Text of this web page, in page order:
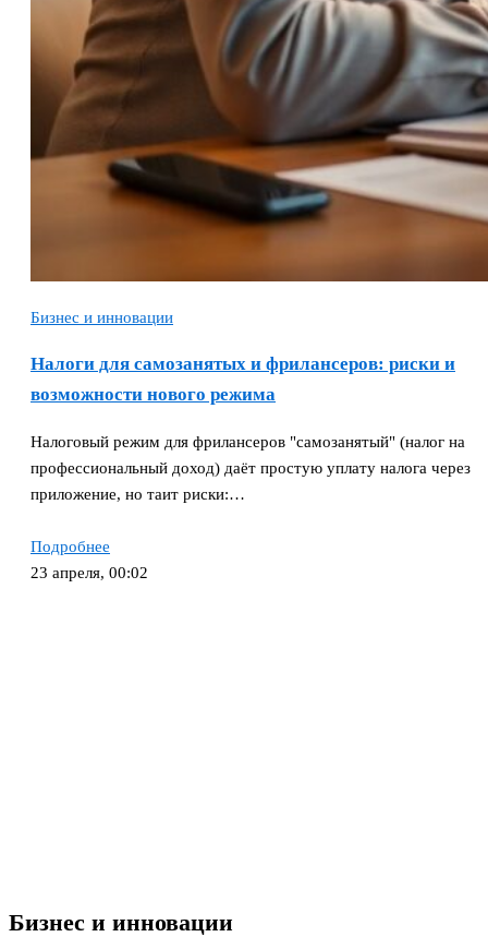
Бизнес и инновации
Налоги для самозанятых и фрилансеров: риски и
возможности нового режима
Налоговый режим для фрилансеров "самозанятый" (налог на
профессиональный доход) даёт простую уплату налога через
приложение, но таит риски:…
Подробнее
23 апреля, 00:02
Бизнес и инновации